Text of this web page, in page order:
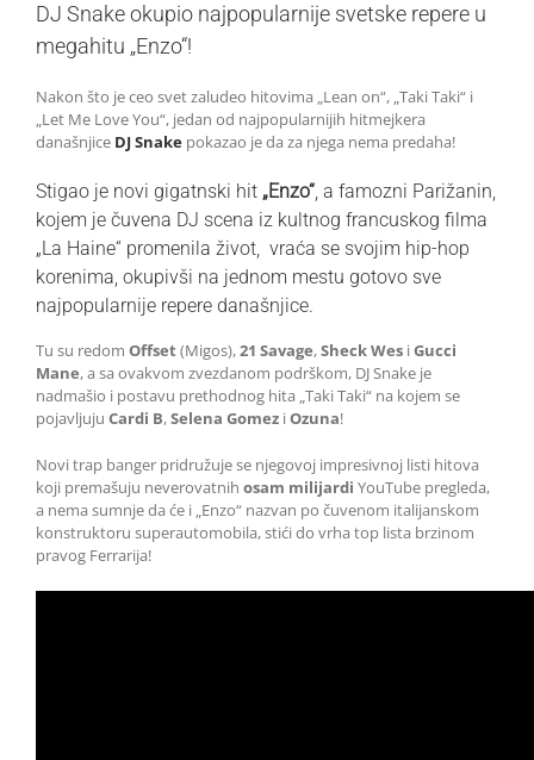
DJ Snake okupio najpopularnije svetske repere u
megahitu „Enzo“!
Nakon što je ceo svet zaludeo hitovima „Lean on“, „Taki Taki“ i
„Let Me Love You“, jedan od najpopularnijih hitmejkera
današnjice DJ Snake pokazao je da za njega nema predaha!
Stigao je novi gigatnski hit „Enzo“, a famozni Parižanin,
kojem je čuvena DJ scena iz kultnog francuskog filma
„La Haine“ promenila život, vraća se svojim hip-hop
korenima, okupivši na jednom mestu gotovo sve
najpopularnije repere današnjice.
Tu su redom Offset (Migos),21 Savage,Sheck Wes iGucci
Mane, a sa ovakvom zvezdanom podrškom, DJ Snake je
nadmašio i postavu prethodnog hita „Taki Taki“ na kojem se
pojavljuju Cardi B,Selena Gomez iOzuna!
Novi trap banger pridružuje se njegovoj impresivnoj listi hitova
koji premašuju neverovatnih osam milijardi YouTube pregleda,
a nema sumnje da će i „Enzo“ nazvan po čuvenom italijanskom
konstruktoru superautomobila, stići do vrha top lista brzinom
pravog Ferrarija!